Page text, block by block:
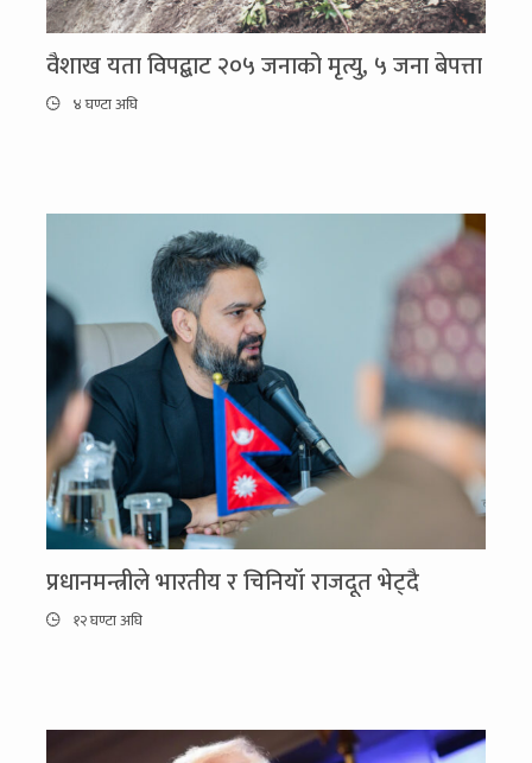
वैशाख यता विपद्बाट २०५ जनाको मृत्यु, ५ जना बेपत्ता
४ घण्टा अघि
प्रधानमन्त्रीले भारतीय र चिनियाँ राजदूत भेट्दै
१२ घण्टा अघि